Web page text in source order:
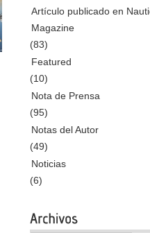
Artículo publicado en
Magazine
(83)
Featured
(10)
Nota de Prensa
(95)
Notas del Autor
(49)
Noticias
(6)